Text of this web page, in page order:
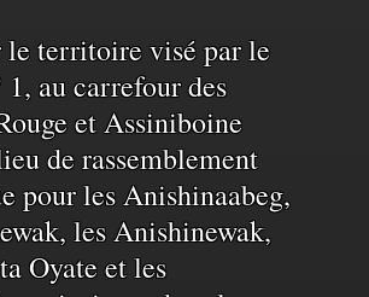
le territoire visé par le
au carrefour des
et Assiniboine
de rassemblement
pour les Anishinaabeg,
les Anishinewak,
Oyate et les